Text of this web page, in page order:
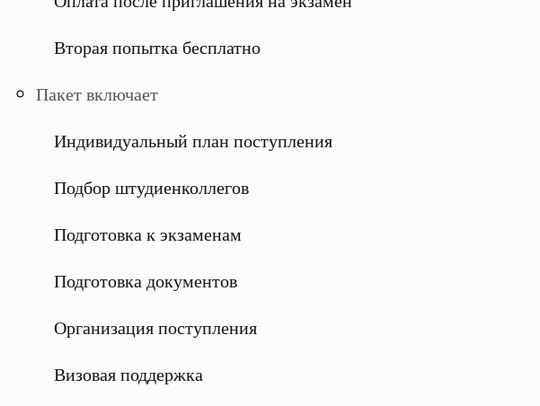
Вторая попытка бесплатно
Пакет включает
Индивидуальный план поступления
Подбор штудиенколлегов
Подготовка к экзаменам
Подготовка документов
Организация поступления
Визовая поддержка